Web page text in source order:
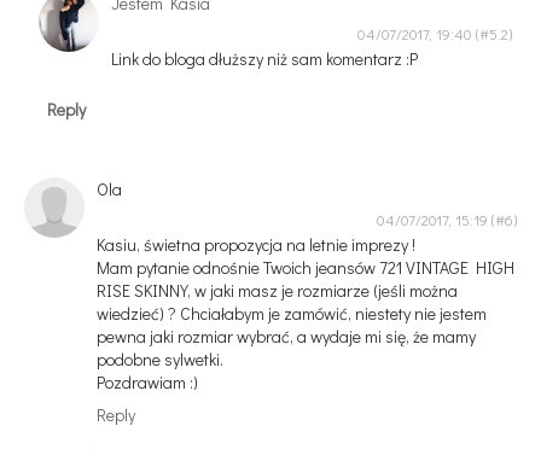
04/07/2017, 19:40
Link do bloga dłuższy niż sam komentarz :P
Reply
Ola
04/07/2017, 15:19
Kasiu, świetna propozycja na letnie imprezy !
Mam pytanie odnośnie Twoich jeansów 721 VINTAGE HIGH
RISE SKINNY, w jaki masz je rozmiarze (jeśli można
wiedzieć) ? Chciałabym je zamówić, niestety nie jestem
pewna jaki rozmiar wybrać, a wydaje mi się, że mamy
podobne sylwetki.
Pozdrawiam :)
Reply